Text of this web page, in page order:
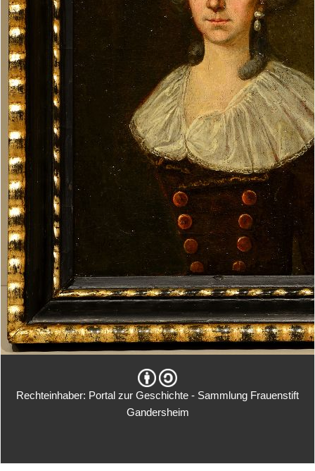
Rechteinhaber: Portal zur Geschichte - Sammlung Frauenstift
Gandersheim